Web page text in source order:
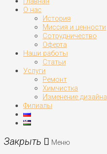
О нас
История
Миссия и ценности
Сотрудничество
Оферта
Наши работы
Статьи
Услуги
Ремонт
Химчистка
Изменение дизайна
Филиалы
Меню